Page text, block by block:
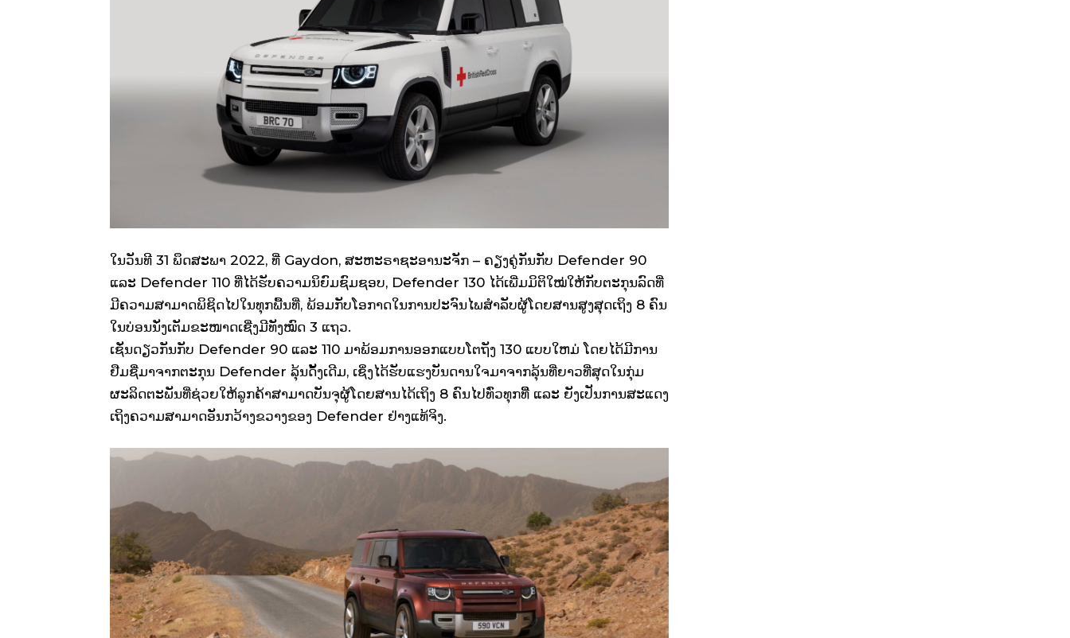
ໃນວັນທີ 31 ພຶດສະພາ 2022, ທີ່ Gaydon, ສະຫະຣາຊະອານະຈັກ – ຄຽງຄູ່ກັນກັບ Defender 90
ແລະ Defender 110 ທີ່ໄດ້ຮັບຄວາມນິຍົມຊົມຊອບ, Defender 130 ໄດ້ເພີ່ມມິຕິໃໝ່ໃຫ້ກັບຕະກຸນລົດທີ່
ມີຄວາມສາມາດພິຊິດໄປໃນທຸກພື້ນທີ່, ພ້ອມກັບໂອກາດໃນການປະຈົນໄພສໍາລັບຜູ້ໂດຍສານສູງສຸດເຖິງ 8 ຄົນ
ໃນບ່ອນນັ່ງເຕັມຂະໜາດເຊີ່ງມີທັງໝົດ 3 ແຖວ.
ເຊັ່ນດຽວກັນກັບ Defender 90 ແລະ 110 ມາພ້ອມການອອກແບບໂຕຖັງ 130 ແບບໃຫມ່ ໂດຍໄດ້ມີການ
ຢືມຊື່ມາຈາກຕະກຸນ Defender ລຸ້ນດັ້ງເດີມ, ເຊິ່ງໄດ້ຮັບແຮງບັນດານໃຈມາຈາກລຸ້ນທີ່ຍາວທີ່ສຸດໃນກຸ່ມ
ຜະລິດຕະພັນທີ່ຊ່ວຍໃຫ້ລູກຄ້າສາມາດບັນຈຸຜູ້ໂດຍສານໄດ້ເຖິງ 8 ຄົນໄປທົ່ວທຸກທີີ່ ແລະ ຍັງເປັນການສະແດງ
ເຖິງຄວາມສາມາດອັນກວ້າງຂວາງຂອງ Defender ຢ່າງແທ້ຈິງ.